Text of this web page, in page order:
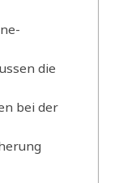
die
bei der